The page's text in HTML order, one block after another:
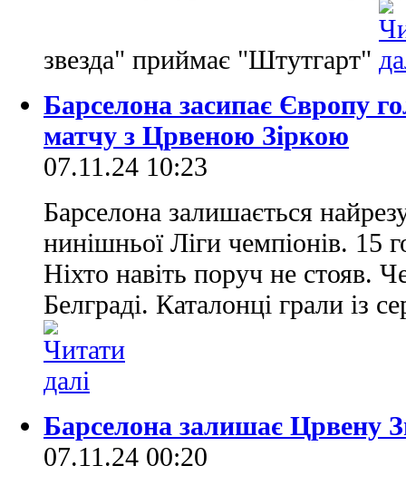
звезда" приймає "Штутгарт"
Барселона засипає Європу
матчу з Црвеною Зіркою
07.11.24 10:23
Барселона залишається
нинішньої Ліги чемпіонів. 15
Ніхто навіть поруч не стояв.
Белграді. Каталонці грали із
Барселона залишає Црвену
07.11.24 00:20